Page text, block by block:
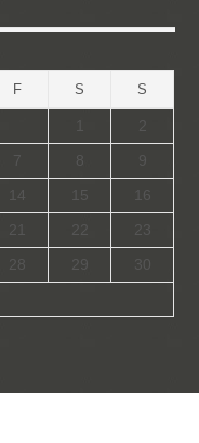
F S S
1
2
7 8
9
14 15
16
21 22
23
28 29
30